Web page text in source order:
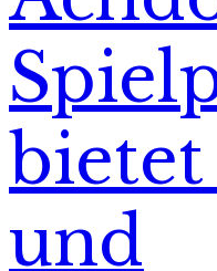
bietet
und